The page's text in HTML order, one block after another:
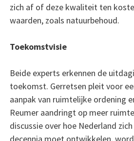
zich af of deze kwaliteit ten
waarden, zoals natuurbehoud.
Toekomstvisie
Beide experts erkennen de
toekomst. Gerretsen pleit voor
aanpak van ruimtelijke ordening
Reumer aandringt op meer
discussie over hoe Nederland